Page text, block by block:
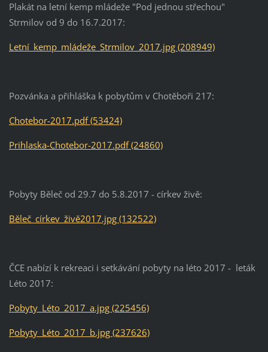
Plakát na letní kemp mládeže "Pod jednou střechou"
Strmilov od 9 do 16.7.2017:
Letní_kemp_mládeže_Strmilov_2017.jpg (208949)
Pozvánka a přihláška k pobytům v Chotěboři 217:
Chotebor-2017.pdf (53424)
Prihlaska-Chotebor-2017.pdf (24860)
Pobyty Běleč od 29.7 do 5.8.2017 - církev živě:
Běleč_církev_živě2017.jpg (132522)
ČCE nabízí k rekreaci i setkávání pobyty na léto 2017 - leták
Léto 2017:
Pobyty_Léto_2017_a.jpg (225456)
Pobyty_Léto_2017_b.jpg (237626)